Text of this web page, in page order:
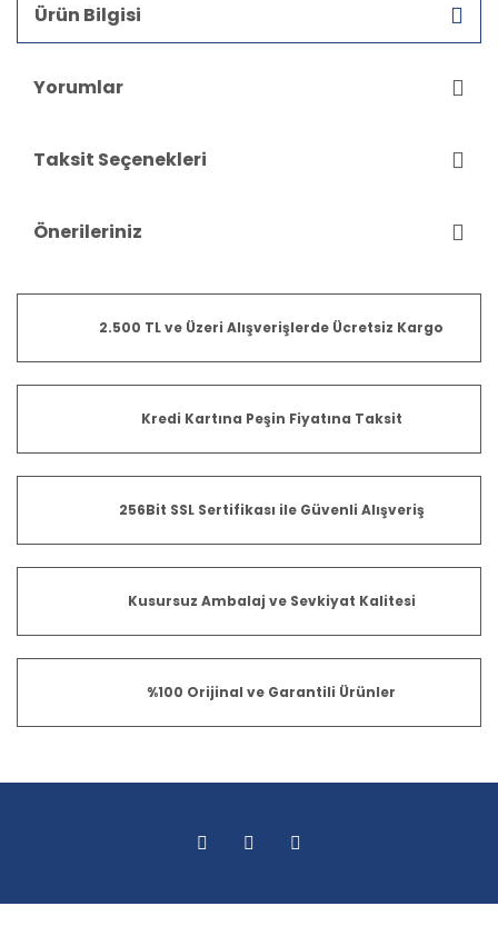
Ürün Bilgisi
Yorumlar
Taksit Seçenekleri
Önerileriniz
2.500 TL ve Üzeri Alışverişlerde Ücretsiz Kargo
Kredi Kartına Peşin Fiyatına Taksit
256Bit SSL Sertifikası ile Güvenli Alışveriş
Kusursuz Ambalaj ve Sevkiyat Kalitesi
%100 Orijinal ve Garantili Ürünler